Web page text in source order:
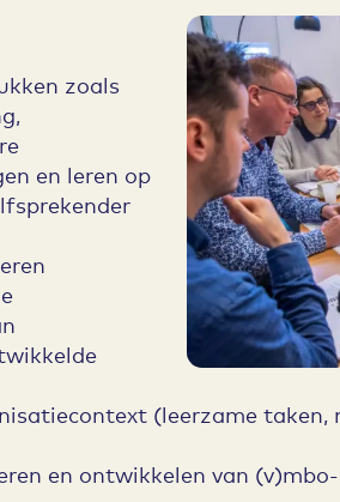
zoals
en leren op
(leerzame taken,
en ontwikkelen van